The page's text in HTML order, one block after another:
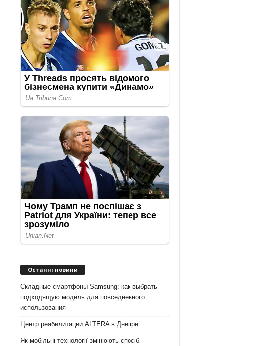
Останні новини
Складные смартфоны Samsung: как выбрать
подходящую модель для повседневного
использования
Центр реабилитации ALTERA в Днепре
Як мобільні технології змінюють спосіб